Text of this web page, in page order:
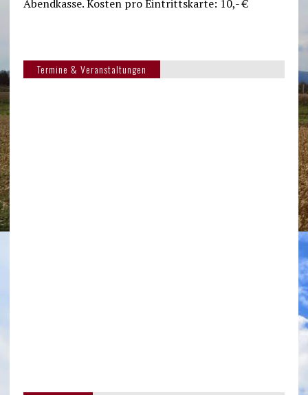
Abendkasse. Kosten pro Eintrittskarte: 10,- €
Termine & Veranstaltungen